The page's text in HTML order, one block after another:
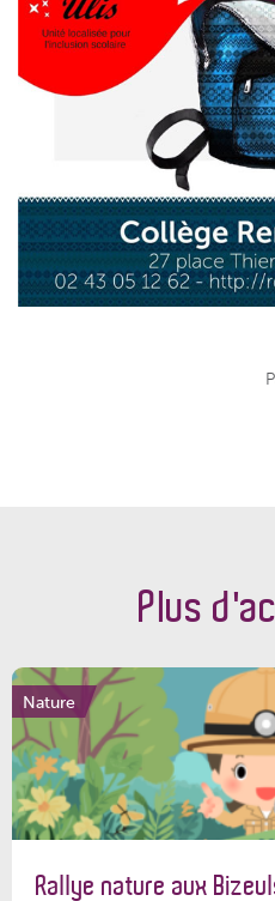
Plus
Nature
Rallye nature aux